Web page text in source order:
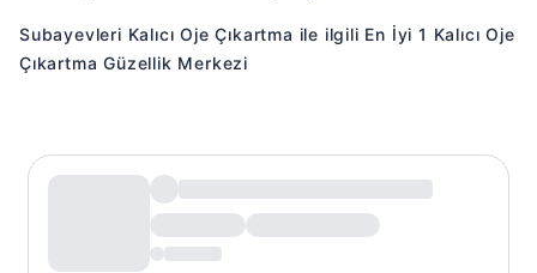
Subayevleri Kalıcı Oje Çıkartma ile ilgili En İyi 1 Kalıcı Oje
Çıkartma Güzellik Merkezi